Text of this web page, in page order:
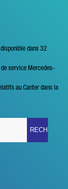
dans 32
de service Mercedes-
au Canter dans la